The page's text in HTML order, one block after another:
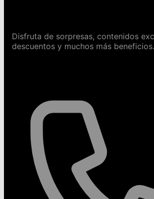
Disfruta de sorpresas, contenidos
descuentos y muchos más beneficios.